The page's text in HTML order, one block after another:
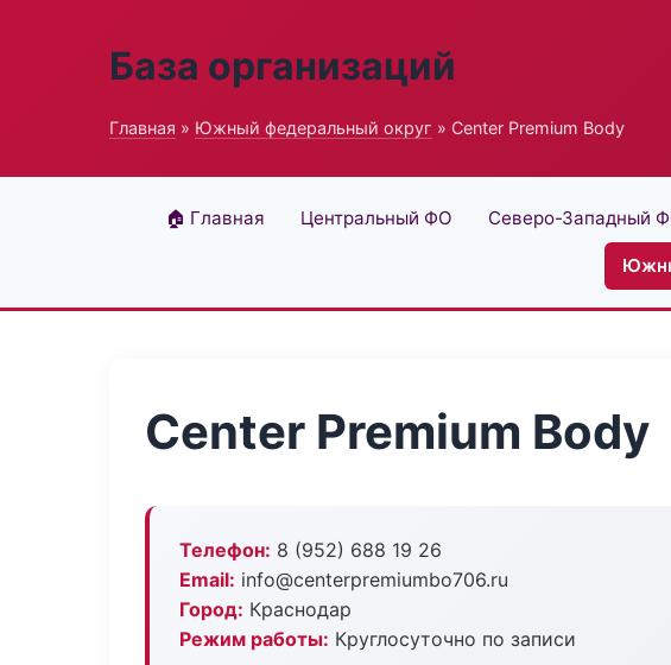
База организаций
Главная » Южный федеральный округ » Center Premium Body
🏠 Главная Центральный ФО Северо-Западный
Center Premium Body
Телефон: 8 (952) 688 19 26
Email: info@centerpremiumbo706.ru
Город: Краснодар
Режим работы: Круглосуточно по записи